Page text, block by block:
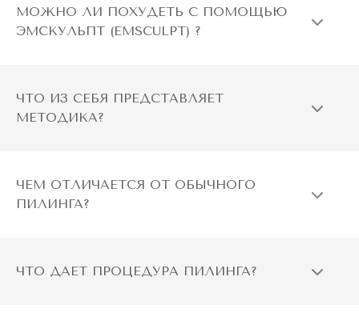
МОЖНО ЛИ ПОХУДЕТЬ С ПОМОЩЬЮ
ЭМСКУЛЬПТ (EMSCULPT) ?
ЧТО ИЗ СЕБЯ ПРЕДСТАВЛЯЕТ
МЕТОДИКА?
ЧЕМ ОТЛИЧАЕТСЯ ОТ ОБЫЧНОГО
ПИЛИНГА?
ЧТО ДАЕТ ПРОЦЕДУРА ПИЛИНГА?